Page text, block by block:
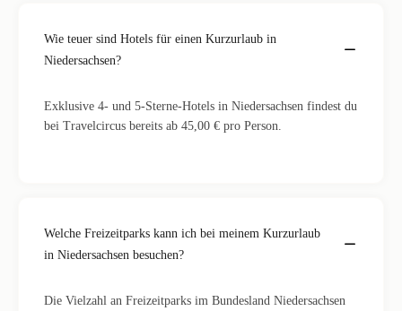
Wie teuer sind Hotels für einen Kurzurlaub in
Niedersachsen?
Exklusive 4- und 5-Sterne-Hotels in Niedersachsen findest du
bei Travelcircus bereits ab 45,00 € pro Person.
Welche Freizeitparks kann ich bei meinem Kurzurlaub
in Niedersachsen besuchen?
Die Vielzahl an Freizeitparks im Bundesland Niedersachsen